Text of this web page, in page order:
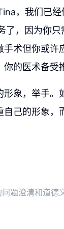
，我们已
了，因为你
术但你或许
的医术备受
象，举手。
己的形象
题澄清和道德